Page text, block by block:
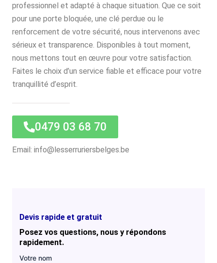
professionnel et adapté à chaque situation. Que ce soit
pour une porte bloquée, une clé perdue ou le
renforcement de votre sécurité, nous intervenons avec
sérieux et transparence. Disponibles à tout moment,
nous mettons tout en œuvre pour votre satisfaction.
Faites le choix d’un service fiable et efficace pour votre
tranquillité d’esprit.
0479 03 68 70
Email: info@lesserruriersbelges.be
Devis rapide et gratuit
Posez vos questions, nous y répondons
rapidement.
Votre nom